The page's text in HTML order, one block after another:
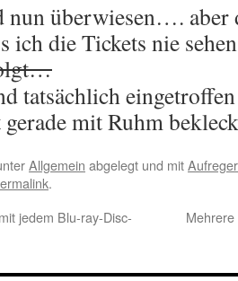
nun überwiesen…. aber
ich die Tickets nie
tatsächlich
mit Ruhm
Allgemein abgelegt und mitAufreger
.
jedem Blu-ray-Disc-